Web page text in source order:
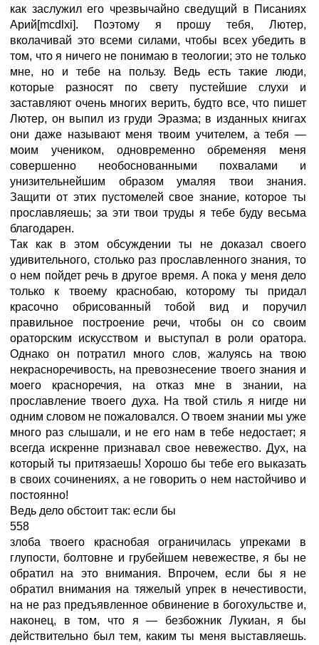
как заслужил его чрезвычайно сведущий в Писаниях
Арий[mcdlxi]. Поэтому я прошу тебя, Лютер,
вколачивай это всеми силами, чтобы всех убедить в
том, что я ничего не понимаю в теологии; это не только
мне, но и тебе на пользу. Ведь есть такие люди,
которые разносят по свету пустейшие слухи и
заставляют очень многих верить, будто все, что пишет
Лютер, он выпил из груди Эразма; в изданных книгах
они даже называют меня твоим учителем, а тебя —
моим учеником, одновременно обременяя меня
совершенно необоснованными похвалами и
унизительнейшим образом умаляя твои знания.
Защити от этих пустомелей свое знание, которое ты
прославляешь; за эти твои труды я тебе буду весьма
благодарен.
Так как в этом обсуждении ты не доказал своего
удивительного, столько раз прославленного знания, то
о нем пойдет речь в другое время. А пока у меня дело
только к твоему краснобаю, которому ты придал
красочно обрисованный тобой вид и поручил
правильное построение речи, чтобы он со своим
ораторским искусством и выступал в роли оратора.
Однако он потратил много слов, жалуясь на твою
некрасноречивость, на превознесение твоего знания и
моего красноречия, на отказ мне в знании, на
прославление твоего духа. На твой стиль я нигде ни
одним словом не пожаловался. О твоем знании мы уже
много раз слышали, и не его нам в тебе недостает; я
всегда искренне признавал свое невежество. Дух, на
который ты притязаешь! Хорошо бы тебе его выказать
в своих сочинениях, а не говорить о нем настойчиво и
постоянно!
Ведь дело обстоит так: если бы
558
злоба твоего краснобая ограничилась упреками в
глупости, болтовне и грубейшем невежестве, я бы не
обратил на это внимания. Впрочем, если бы я не
обратил внимания на тяжелый упрек в нечестивости,
на не раз предъявленное обвинение в богохульстве и,
наконец, в том, что я — безбожник Лукиан, я бы
действительно был тем, каким ты меня выставляешь.